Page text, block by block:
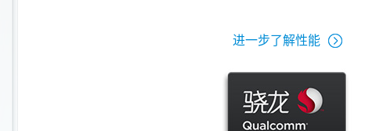
进一步了解性能